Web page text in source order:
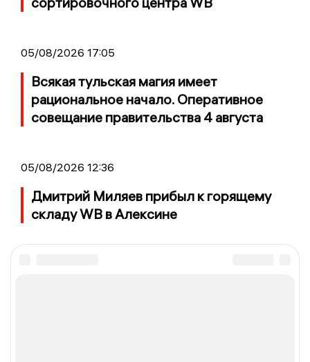
05/08/2026 17:05
Всякая тульская магия имеет
рациональное начало. Оперативное
совещание правительства 4 августа
05/08/2026 12:36
Дмитрий Миляев прибыл к горящему
складу WB в Алексине